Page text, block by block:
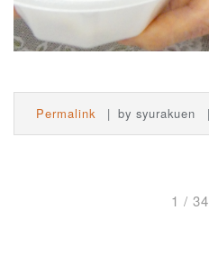
Permalink by syurakuen
1 / 34